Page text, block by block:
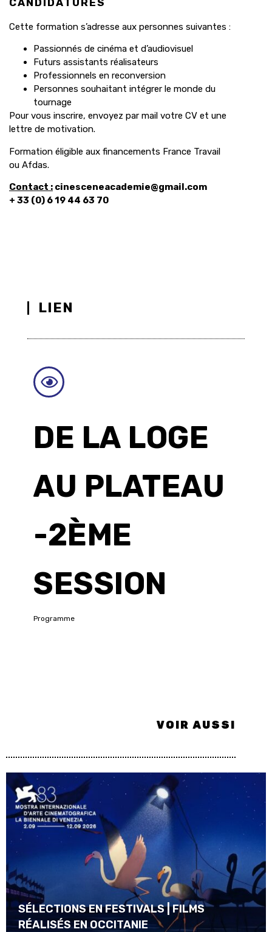
Cette formation s’adresse aux personnes suivantes :
Passionnés de cinéma et d’audiovisuel
Futurs assistants réalisateurs
Professionnels en reconversion
Personnes souhaitant intégrer le monde du
tournage
Pour vous inscrire, envoyez par mail votre CV et une
lettre de motivation.
Formation éligible aux financements France Travail
ou Afdas.
Contact : cinesceneacademie@gmail.com
+ 33 (0) 6 19 44 63 70
LIEN
DE LA LOGE
AU PLATEAU
-2ÈME
SESSION
Programme
VOIR AUSSI
SÉLECTIONS EN FESTIVALS | FILMS
RÉALISÉS EN OCCITANIE